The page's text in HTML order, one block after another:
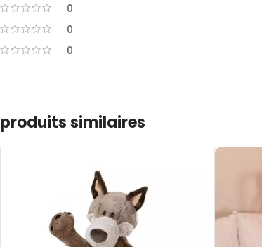
0
0
0
produits similaires